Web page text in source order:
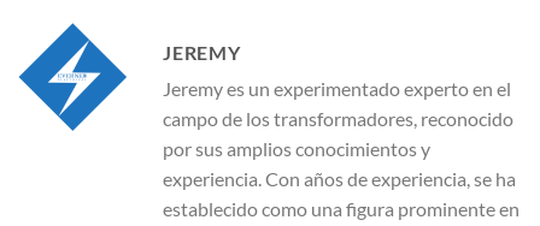
JEREMY
Jeremy es un experimentado experto en el
campo de los transformadores, reconocido
por sus amplios conocimientos y
experiencia. Con años de experiencia, se ha
establecido como una figura prominente en